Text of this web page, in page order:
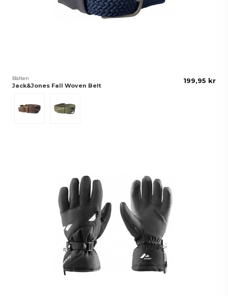
Bälten
Jack&Jones Fall Woven Belt
199,95 kr